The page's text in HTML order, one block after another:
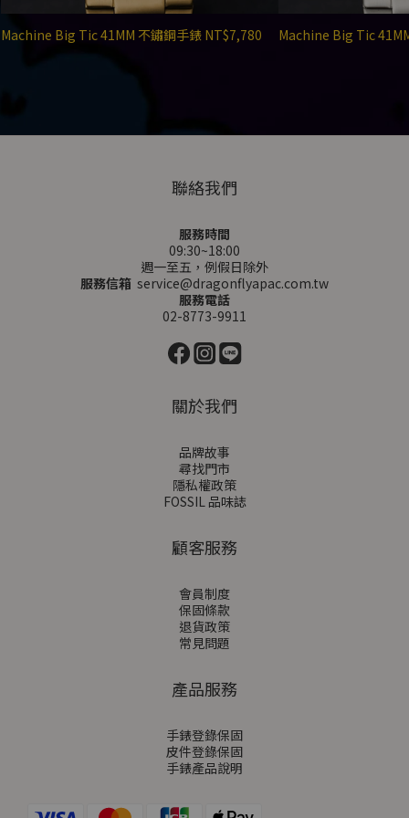
Machine Big Tic 41MM 不鏽鋼手錶 NT$7,780 Machine Big Tic
聯絡我們
服務時間
09:30~18:00
週一至五，例假日除外
服務信箱 service@dragonflyapac.com.tw
服務電話
02-8773-9911
關於我們
品牌故事
尋找門市
隱私權政策
FOSSIL 品味誌
顧客服務
會員制度
保固條款
退貨政策
常見問題
產品服務
手錶登錄保固
皮件登錄保固
手錶產品說明